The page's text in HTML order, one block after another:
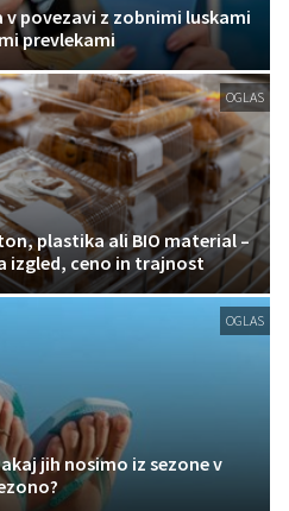
povezavi z zobnimi luskami
prevlekami
OGLAS
plastika ali BIO material –
izgled, ceno in trajnost
OGLAS
jih nosimo iz sezone v